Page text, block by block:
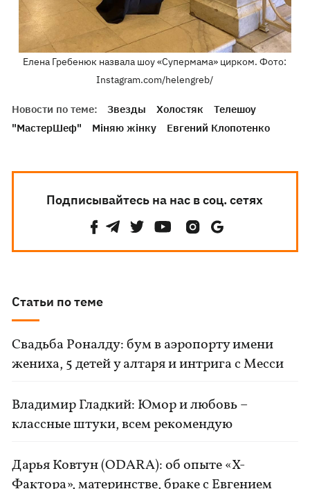
Елена Гребенюк назвала шоу «Супермама» цирком. Фото:
Instagram.com/helengreb/
Новости по теме: Звезды Холостяк
Телешоу
"МастерШеф"
Міняю жінку Евгений Клопотенко
Подписывайтесь на нас в соц. сетях
Статьи по теме
Свадьба Роналду: бум в аэропорту имени
жениха, 5 детей у алтаря и интрига с Месси
Владимир Гладкий: Юмор и любовь –
классные штуки, всем рекомендую
Дарья Ковтун (ODARA): об опыте «Х-
Фактора», материнстве, браке с Евгением